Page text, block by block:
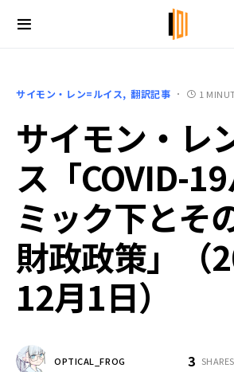
サイモン・レン=ルイス 翻訳記事 1
サイモン・レ
ス「COVID-
ミック下とそ
財政政策」（
12月1日）
OPTICAL_FROG 3 SHARES